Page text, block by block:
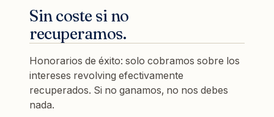
Sin coste si no
recuperamos.
Honorarios de éxito: solo cobramos sobre los
intereses revolving efectivamente
recuperados. Si no ganamos, no nos debes
nada.